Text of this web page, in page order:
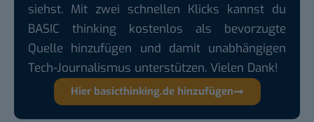
siehst. Mit zwei schnellen Klicks kannst du
BASIC thinking kostenlos als bevorzugte
Quelle hinzufügen und damit unabhängigen
Tech-Journalismus unterstützen. Vielen Dank!
Hier basicthinking.de hinzufügen